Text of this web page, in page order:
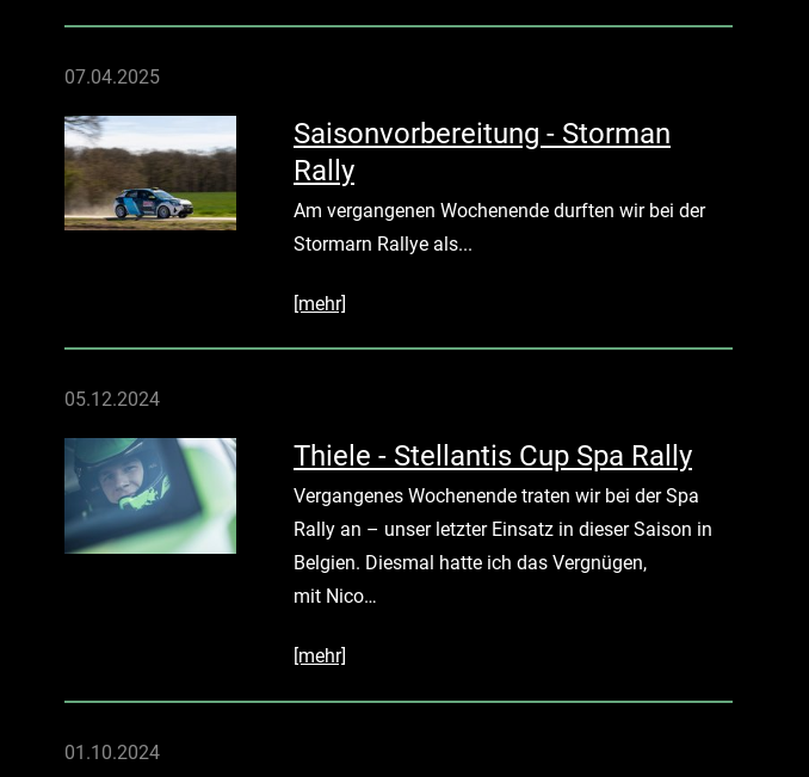
07.04.2025
Saisonvorbereitung - Storman
Rally
Am vergangenen Wochenende durften wir bei der
Stormarn Rallye als...
[mehr]
05.12.2024
Thiele - Stellantis Cup Spa Rally
Vergangenes Wochenende traten wir bei der Spa
Rally an – unser letzter Einsatz in dieser Saison in
Belgien. Diesmal hatte ich das Vergnügen,
mit Nico…
[mehr]
01.10.2024